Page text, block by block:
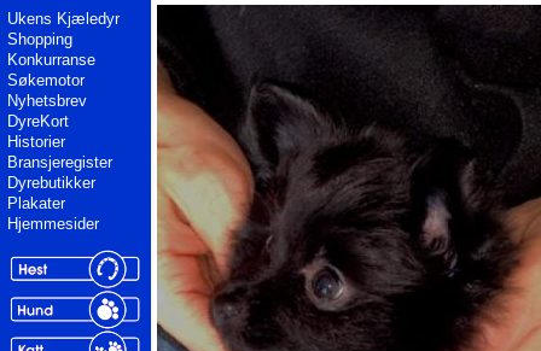
Ukens Kjæledyr
Shopping
Konkurranse
Søkemotor
Nyhetsbrev
DyreKort
Historier
Bransjeregister
Dyrebutikker
Plakater
Hjemmesider